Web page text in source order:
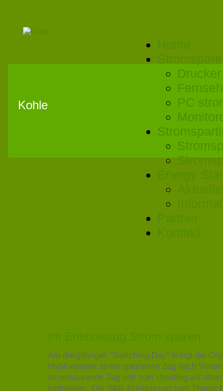
PC
Energy Star
Partner
Kontakt
Kohle
Im Erlebniszug Strom sparen
Am diesjährigen "Switching Day" bringt die
Myblueplanet einen speziellen Zug nach
stromsparende Zug soll zum Umstieg auf
motivieren. Der SBB-Erlebniszug zum Thema